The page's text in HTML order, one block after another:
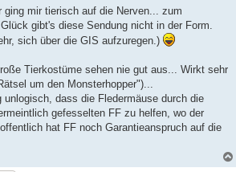
ging mir tierisch auf die Nerven... zum
gibt's diese Sendung nicht in der Form.
sich über die GIS aufzuregen.)
Tierkostüme sehen nie gut aus... Wirkt sehr
um den Monsterhopper")...
unlogisch, dass die Fledermäuse durch die
gefesselten FF zu helfen, wo der
hat FF noch Garantieanspruch auf die